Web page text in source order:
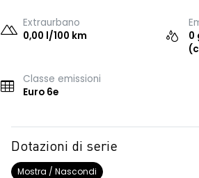
Extraurbano
0,00 l/100 km
0
Classe emissioni
Euro 6e
Dotazioni di serie
Mostra / Nascondi